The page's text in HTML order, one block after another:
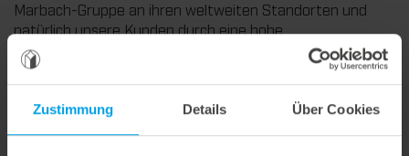
Zustimmung Details Über Cookies
Marbach-Gruppe an ihren weltweiten Standorten und
natürlich unsere Kunden durch eine hohe
Werkzeugqualität sowie schnelle und sichere Lieferung.“
Stanzformenmontage ist Marbach also absoluter Pionier.
Die erste Setzmaschine für die Stanzformenmontage, die
marbaset, installierten wir bereits vor mehr als 20 Jahren.